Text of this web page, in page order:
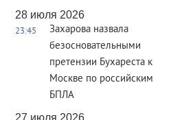
28 июля 2026
23:45
Захарова назвала
безосновательными
претензии Бухареста к
Москве по российским
БПЛА
27 июля 2026